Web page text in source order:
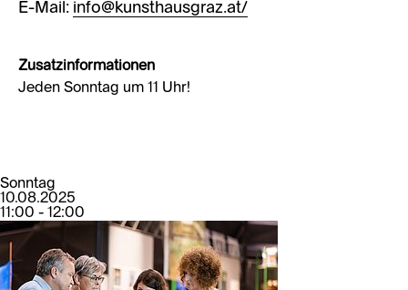
E-Mail: info@kunsthausgraz.at/
Zusatzinformationen
Jeden Sonntag um 11 Uhr!
Sonntag
10.08.2025
11:00 - 12:00